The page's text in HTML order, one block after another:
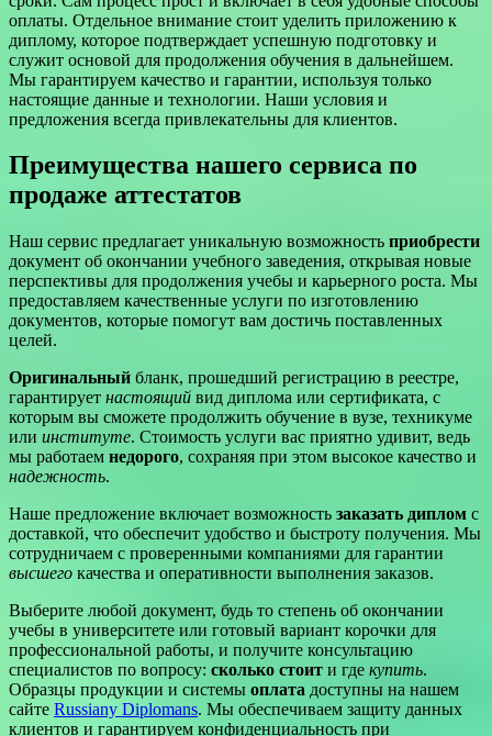
оплаты. Отдельное внимание стоит уделить приложению к
диплому, которое подтверждает успешную подготовку и
служит основой для продолжения обучения в дальнейшем.
Мы гарантируем качество и гарантии, используя только
настоящие данные и технологии. Наши условия и
предложения всегда привлекательны для клиентов.
Преимущества нашего сервиса по
продаже аттестатов
Наш сервис предлагает уникальную возможность приобрести
документ об окончании учебного заведения, открывая новые
перспективы для продолжения учебы и карьерного роста. Мы
предоставляем качественные услуги по изготовлению
документов, которые помогут вам достичь поставленных
целей.
Оригинальный бланк, прошедший регистрацию в реестре,
гарантирует настоящий вид диплома или сертификата, с
которым вы сможете продолжить обучение в вузе, техникуме
или институте. Стоимость услуги вас приятно удивит, ведь
мы работаем недорого, сохраняя при этом высокое качество и
надежность.
Наше предложение включает возможность заказать диплом с
доставкой, что обеспечит удобство и быстроту получения. Мы
сотрудничаем с проверенными компаниями для гарантии
высшего качества и оперативности выполнения заказов.
Выберите любой документ, будь то степень об окончании
учебы в университете или готовый вариант корочки для
профессиональной работы, и получите консультацию
специалистов по вопросу: сколько стоит и где купить.
Образцы продукции и системы оплата доступны на нашем
сайте Russiany Diplomans. Мы обеспечиваем защиту данных
клиентов и гарантируем конфиденциальность при